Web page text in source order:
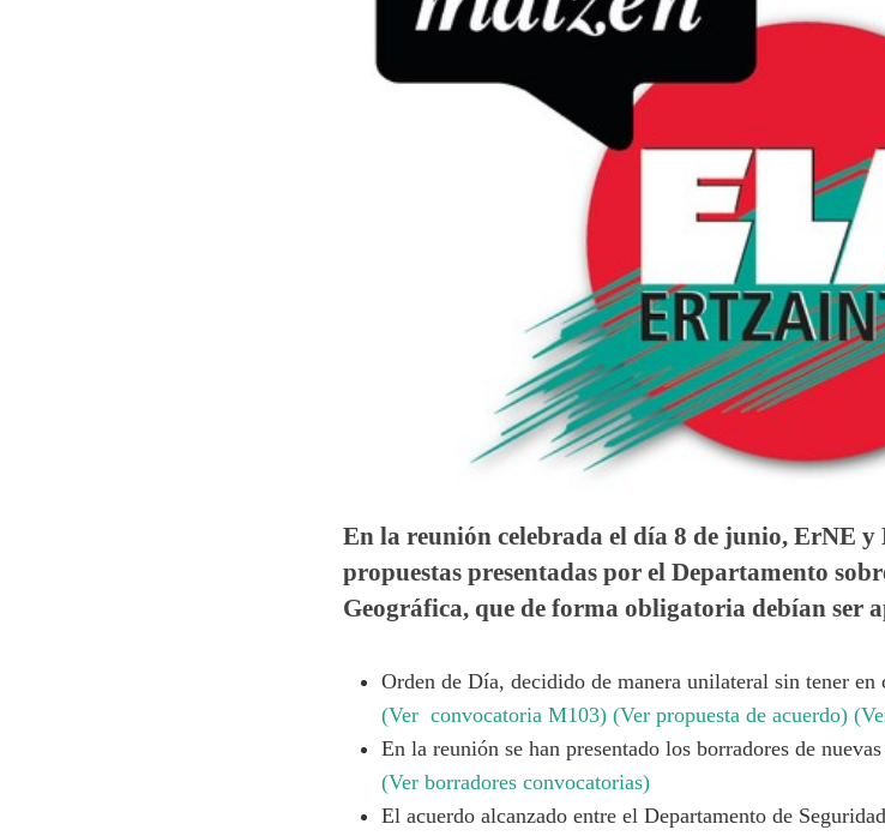
En la reunión celebrada el día 8 de junio, ErNE
propuestas presentadas por el Departamento
Geográfica, que de forma obligatoria debían ser
Orden de Día, decidido de manera unilateral sin tener
(Ver convocatoria M103) (Ver propuesta de acuerdo)
En la reunión se han presentado los borradores de
(Ver borradores convocatorias)
El acuerdo alcanzado entre el Departamento de